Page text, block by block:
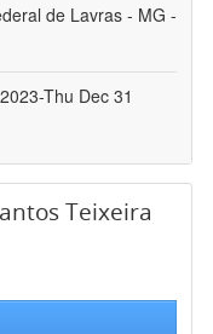
de Lavras - MG -
Thu Dec 31
Teixeira